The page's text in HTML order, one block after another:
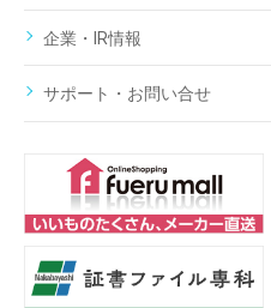
企業・IR情報
サポート・お問い合せ